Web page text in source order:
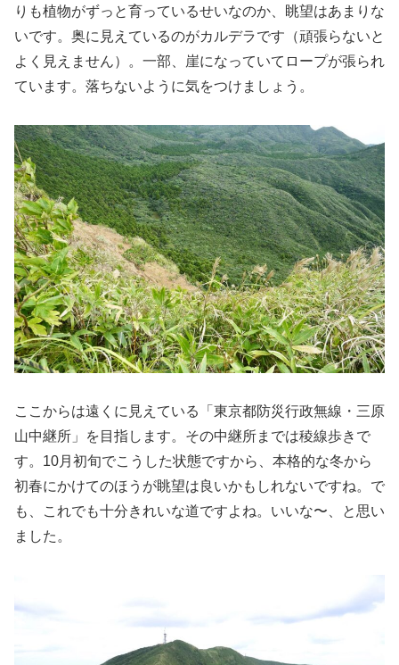
りも植物がずっと育っているせいなのか、眺望はあまりな
いです。奥に見えているのがカルデラです（頑張らないと
よく見えません）。一部、崖になっていてロープが張られ
ています。落ちないように気をつけましょう。
ここからは遠くに見えている「東京都防災行政無線・三原
山中継所」を目指します。その中継所までは稜線歩きで
す。10月初旬でこうした状態ですから、本格的な冬から
初春にかけてのほうが眺望は良いかもしれないですね。で
も、これでも十分きれいな道ですよね。いいな〜、と思い
ました。